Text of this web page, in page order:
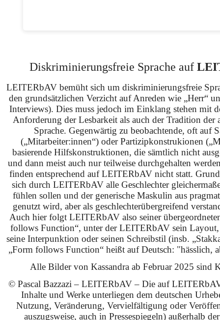
Diskriminierungsfreie Sprache auf
LEITERbAV bemüht sich um diskriminierungsfreie
den grundsätzlichen Verzicht auf Anreden wie „Herr“
Interviews). Dies muss jedoch im Einklang stehen mit
Anforderung der Lesbarkeit als auch der Tradition der
Sprache. Gegenwärtig zu beobachtende, oft auf
(„Mitarbeiter:innen“) oder Partizipkonstrukionen
basierende Hilfskonstruktionen, die sämtlich nicht
und dann meist auch nur teilweise durchgehalten
finden entsprechend auf LEITERbAV nicht statt.
sich durch LEITERbAV alle Geschlechter
fühlen sollen und der generische Maskulin aus
genutzt wird, aber als geschlechterübergreifend
Auch hier folgt LEITERbAV also seiner
follows Function“, unter der LEITERbAV sein Layout,
seine Interpunktion oder seinen Schreibstil (insb.
„Form follows Function“ heißt auf Deutsch: "hässlich,
Alle Bilder von Kassandra ab Februar 2025 sind
© Pascal Bazzazi – LEITERbAV – Die auf
Inhalte und Werke unterliegen dem deutschen
Nutzung, Veränderung, Vervielfältigung oder
auszugsweise, auch in Pressespiegeln) außerhalb